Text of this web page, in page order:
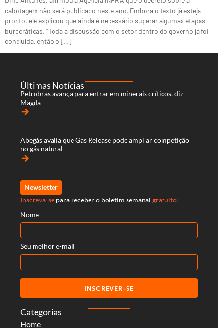
cabotagem não será publicado neste ano. Embora o texto já esteja
pronto, ele explicou que ainda é necessário superar algumas etapas
burocráticas. “Toda a discussão com o setor dentro do governo já foi
concluída, então o […]
Categorias
Home
Últimas Notícias
Petrobras avança para entrar em minerais críticos, diz
Magda
arrow_forward
Abegás avalia que Gas Release pode ampliar competição
no gás natural
arrow_forward
Newsletter
Inscreva-se para receber o boletim semanal gratuito!
Nome
Seu melhor e-mail
INSCREVER-SE